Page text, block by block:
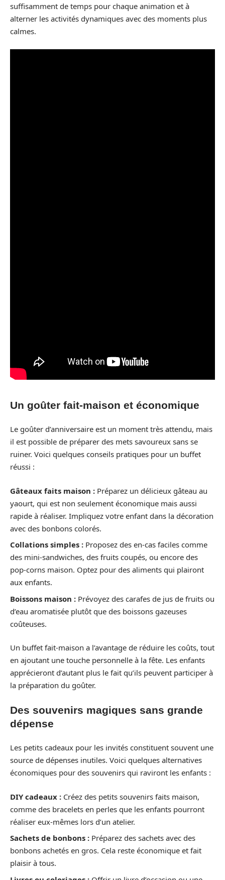
suffisamment de temps pour chaque animation et à
alterner les activités dynamiques avec des moments plus
calmes.
Un goûter fait-maison et économique
Le goûter d’anniversaire est un moment très attendu, mais
il est possible de préparer des mets savoureux sans se
ruiner. Voici quelques conseils pratiques pour un buffet
réussi :
Gâteaux faits maison : Préparez un délicieux gâteau au
yaourt, qui est non seulement économique mais aussi
rapide à réaliser. Impliquez votre enfant dans la décoration
avec des bonbons colorés.
Collations simples : Proposez des en-cas faciles comme
des mini-sandwiches, des fruits coupés, ou encore des
pop-corns maison. Optez pour des aliments qui plairont
aux enfants.
Boissons maison : Prévoyez des carafes de jus de fruits ou
d’eau aromatisée plutôt que des boissons gazeuses
coûteuses.
Un buffet fait-maison a l’avantage de réduire les coûts, tout
en ajoutant une touche personnelle à la fête. Les enfants
apprécieront d’autant plus le fait qu’ils peuvent participer à
la préparation du goûter.
Des souvenirs magiques sans grande
dépense
Les petits cadeaux pour les invités constituent souvent une
source de dépenses inutiles. Voici quelques alternatives
économiques pour des souvenirs qui raviront les enfants :
DIY cadeaux : Créez des petits souvenirs faits maison,
comme des bracelets en perles que les enfants pourront
réaliser eux-mêmes lors d’un atelier.
Sachets de bonbons : Préparez des sachets avec des
bonbons achetés en gros. Cela reste économique et fait
plaisir à tous.